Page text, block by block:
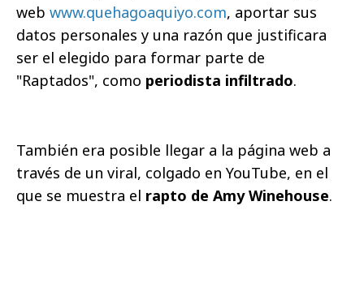
web www.quehagoaquiyo.com, aportar sus
datos personales y una razón que justificara
ser el elegido para formar parte de
"Raptados", como periodista infiltrado.
También era posible llegar a la página web a
través de un viral, colgado en YouTube, en el
que se muestra el rapto de Amy Winehouse.